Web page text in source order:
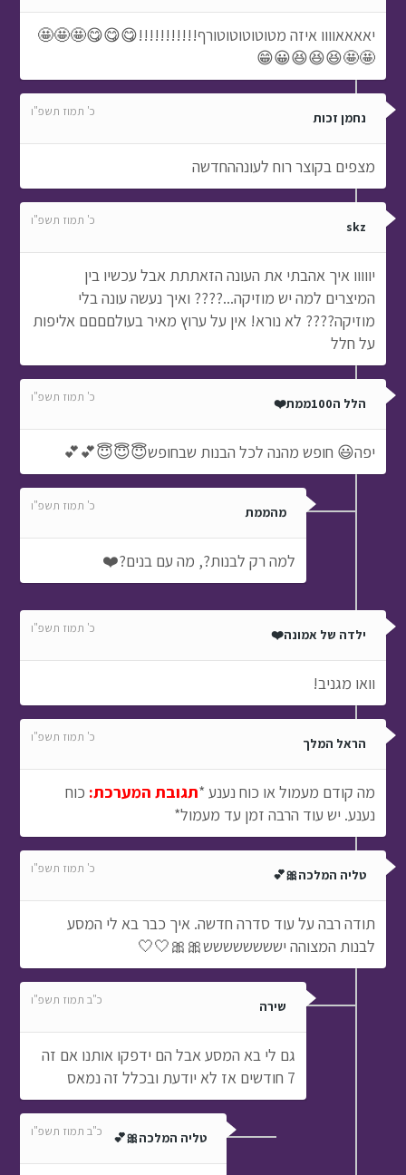
יאאאאוווו איזה מטוטוטוטוטורף!!!!!!!!!!!😋😋😋🤩🤩🤩
🤩🤩😆😆😆😀😁
נחמן זכות כ' תמוז תשפ"ו
מצפים בקוצר רוח לעונההחדשה
skz כ' תמוז תשפ"ו
יווווו איך אהבתי את העונה הזאתתת אבל עכשיו בין
המיצרים למה יש מוזיקה...???? ואיך נעשה עונה בלי
מוזיקה???? לא נורא! אין על ערוץ מאיר בעולםםםם אליפות
על חלל
הלל ה100ממת❤️ כ' תמוז תשפ"ו
יפה😃 חופש מהנה לכל הבנות שבחופש😇😇😇💕💕
מהממת כ' תמוז תשפ"ו
למה רק לבנות?, מה עם בנים?❤️
ילדה של אמונה❤️ כ' תמוז תשפ"ו
וואו מגניב!
הראל המלך כ' תמוז תשפ"ו
מה קודם מעמול או כוח נענע *תגובת המערכת: כוח
נענע. יש עוד הרבה זמן עד מעמול*
טליה המלכה🎀💕 כ' תמוז תשפ"ו
תודה רבה על עוד סדרה חדשה. איך כבר בא לי המסע
לבנות המצוהה ישששששששש🎀🎀🤍🤍
שירה כ"ב תמוז תשפ"ו
גם לי בא המסע אבל הם ידפקו אותנו אם זה
7 חודשים אז לא יודעת ובכלל זה נמאס
טליה המלכה🎀💕 כ"ב תמוז תשפ"ו